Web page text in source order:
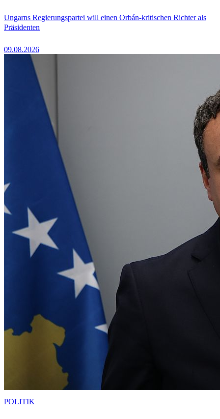
Ungarns Regierungspartei will einen Orbán-kritischen Richter als
Präsidenten
09.08.2026
POLITIK